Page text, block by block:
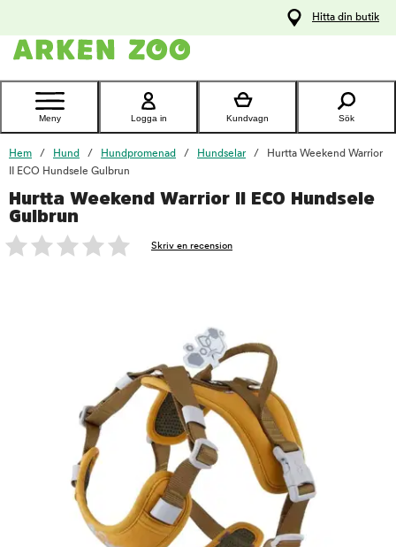
Kontakta
Hitta din butik
Meny Logga in Kundvagn Sök
Hem Hund Hundpromenad Hundselar
Hurtta Weekend Warrior
II ECO Hundsele Gulbrun
Hurtta Weekend Warrior II ECO Hundsele
Gulbrun
Skriv en recension
foo